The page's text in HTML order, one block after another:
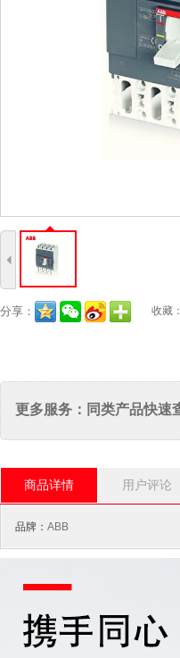
4
分享： 收藏：
更多服务：同类产品快速
商品详情 用户评论
品牌： ABB